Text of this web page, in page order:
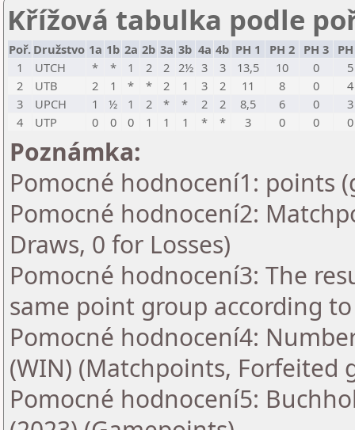
Křížová tabulka podle
Poř. Družstvo 1a 1b 2a 2b 3a 3b 4a 4b PH 1 PH 2 PH 3
1
UTCH * * 1 2 2 2½ 3 3 13,5 10 0
5
2
UTB 2 1 * * 2 1 3 2 11 8 0
4
3
UPCH 1 ½ 1 2 * * 2 2 8,5 6 0
3
4
UTP 0 0 0 1 1 1 * * 3 0 0 0
Poznámka:
Pomocné hodnocení1: points
Pomocné hodnocení2:
Draws, 0 for Losses)
Pomocné hodnocení3: The
same point group according
Pomocné hodnocení4:
(WIN) (Matchpoints, Forfeited
Pomocné hodnocení5: